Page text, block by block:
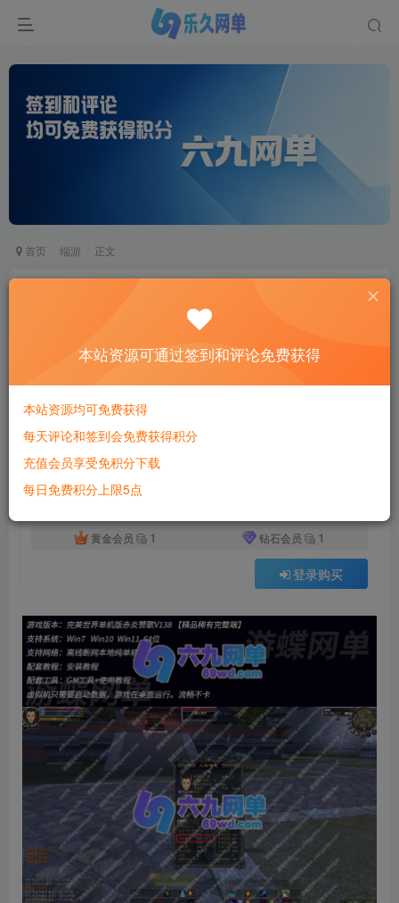
首页 端游 正文
完美世界单机版MOD赤炎赞歌V138稀有完整一键
六九网单
2个月前更新
关注
2 95 5
完美世界单机版MOD赤炎赞歌V138稀有完整一键端GM后台
此内容为付费资源，请付费后查看
黄金会员
1 钻石会员 1
登录购买
付费资源
本站资源可通过签到和评论免费获得
本站资源均可免费获得
每天评论和签到会免费获得积分
充值会员享受免积分下载
每日免费积分上限5点